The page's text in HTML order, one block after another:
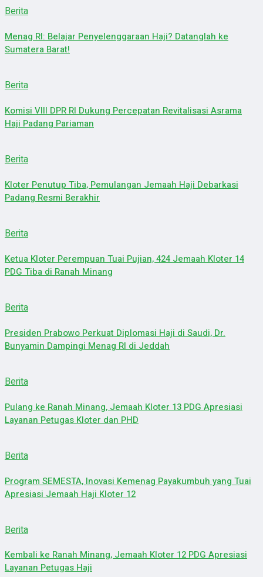
Berita
Menag RI: Belajar Penyelenggaraan Haji? Datanglah ke
Sumatera Barat!
Berita
Komisi VIII DPR RI Dukung Percepatan Revitalisasi Asrama
Haji Padang Pariaman
Berita
Kloter Penutup Tiba, Pemulangan Jemaah Haji Debarkasi
Padang Resmi Berakhir
Berita
Ketua Kloter Perempuan Tuai Pujian, 424 Jemaah Kloter 14
PDG Tiba di Ranah Minang
Berita
Presiden Prabowo Perkuat Diplomasi Haji di Saudi, Dr.
Bunyamin Dampingi Menag RI di Jeddah
Berita
Pulang ke Ranah Minang, Jemaah Kloter 13 PDG Apresiasi
Layanan Petugas Kloter dan PHD
Berita
Program SEMESTA, Inovasi Kemenag Payakumbuh yang Tuai
Apresiasi Jemaah Haji Kloter 12
Berita
Kembali ke Ranah Minang, Jemaah Kloter 12 PDG Apresiasi
Layanan Petugas Haji